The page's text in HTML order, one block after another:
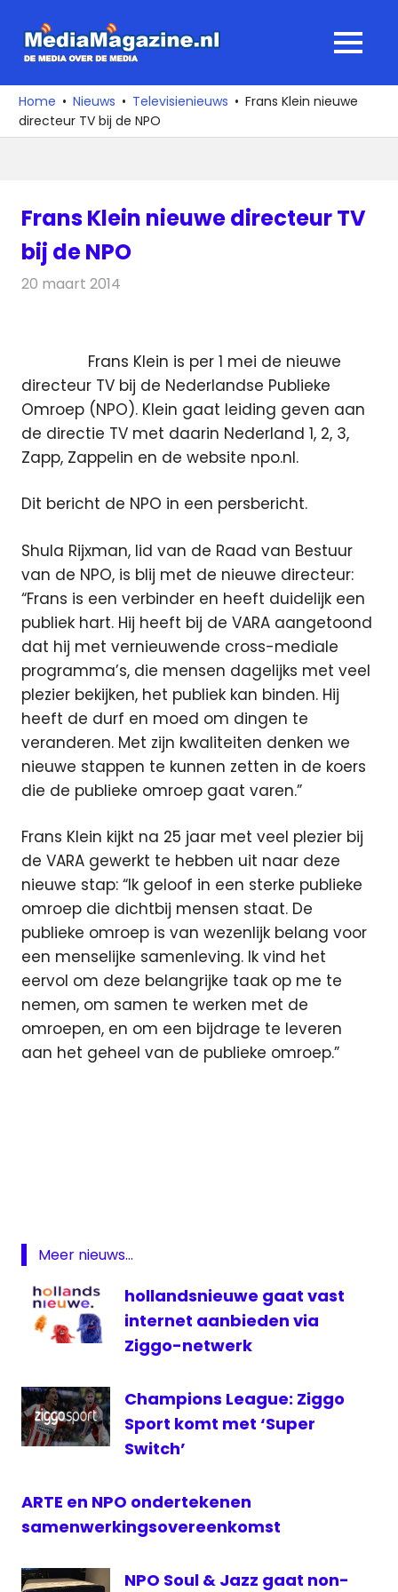
naar
media
over
de
MENU
Home Nieuws Televisienieuws
Frans Klein nieuwe
directeur TV bij de NPO
Frans Klein nieuwe directeur TV
bij de NPO
20 maart 2014
Frans Klein is per 1 mei de nieuwe
directeur TV bij de Nederlandse Publieke
Omroep (NPO). Klein gaat leiding geven aan
de directie TV met daarin Nederland 1, 2, 3,
Zapp, Zappelin en de website npo.nl.
Dit bericht de NPO in een persbericht.
Shula Rijxman, lid van de Raad van Bestuur
van de NPO, is blij met de nieuwe directeur:
“Frans is een verbinder en heeft duidelijk een
publiek hart. Hij heeft bij de VARA aangetoond
dat hij met vernieuwende cross-mediale
programma’s, die mensen dagelijks met veel
plezier bekijken, het publiek kan binden. Hij
heeft de durf en moed om dingen te
veranderen. Met zijn kwaliteiten denken we
nieuwe stappen te kunnen zetten in de koers
die de publieke omroep gaat varen.”
Frans Klein kijkt na 25 jaar met veel plezier bij
de VARA gewerkt te hebben uit naar deze
nieuwe stap: “Ik geloof in een sterke publieke
omroep die dichtbij mensen staat. De
publieke omroep is van wezenlijk belang voor
een menselijke samenleving. Ik vind het
eervol om deze belangrijke taak op me te
nemen, om samen te werken met de
omroepen, en om een bijdrage te leveren
aan het geheel van de publieke omroep.”
NPO
VARA
Meer nieuws...
hollandsnieuwe gaat vast
internet aanbieden via
Ziggo-netwerk
Champions League: Ziggo
Sport komt met ‘Super
Switch’
ARTE en NPO ondertekenen
samenwerkingsovereenkomst
NPO Soul & Jazz gaat non-